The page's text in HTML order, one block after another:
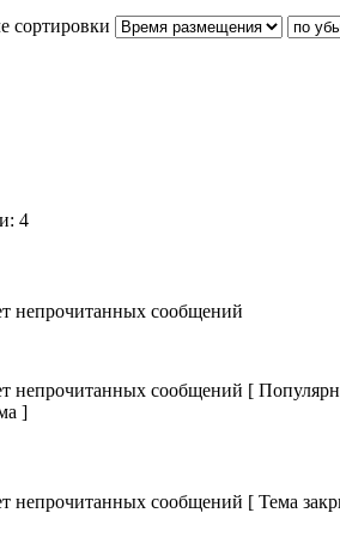
сортировки
4
непрочитанных сообщений
непрочитанных сообщений [
]
непрочитанных сообщений [ Тема